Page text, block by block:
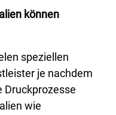
können
speziellen
je nachdem
Druckprozesse
wie